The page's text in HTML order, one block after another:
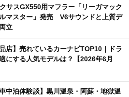
サスGX550用マフラー「リーガマック
マスター」発売 V6サウンドと上質デ
立
品店】売れているカーナビTOP10｜ドラ
にする人気モデルは？【2026年6月
車中泊体験談】黒川温泉・阿蘇・地獄温